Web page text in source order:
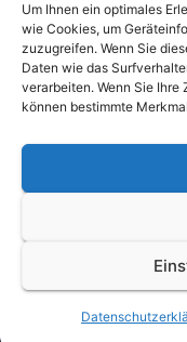
Um Ihnen ein optimales
wie Cookies, um
zuzugreifen. Wenn Sie
Daten wie das
verarbeiten. Wenn Sie
können bestimmte Infos
Stolz präsentiert